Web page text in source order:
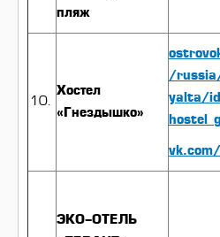
пляж
Хостел
«Гнездышко»
/
yalta/
ЭКО-ОТЕЛЬ